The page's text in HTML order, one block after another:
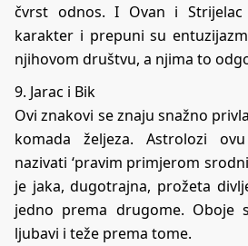
čvrst odnos. I Ovan i
karakter i prepuni su
njihovom društvu, a njima to
9. Jarac i Bik
Ovi znakovi se znaju snažno
komada željeza. Astrolozi
nazivati ‘pravim primjerom
je jaka, dugotrajna, prožeta
jedno prema drugome. Oboje
ljubavi i teže prema tome.